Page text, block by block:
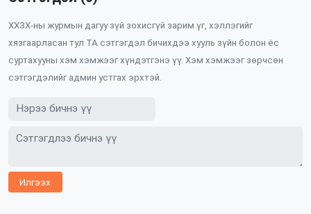
ХХЗХ-ны журмын дагуу зүй зохисгүй зарим үг, хэллэгийг
хязгаарласан тул ТА сэтгэгдэл бичихдээ хууль зүйн болон ёс
суртахууны хэм хэмжээг хүндэтгэнэ үү. Хэм хэмжээг зөрчсөн
сэтгэгдэлийг админ устгах эрхтэй.
Илгээх